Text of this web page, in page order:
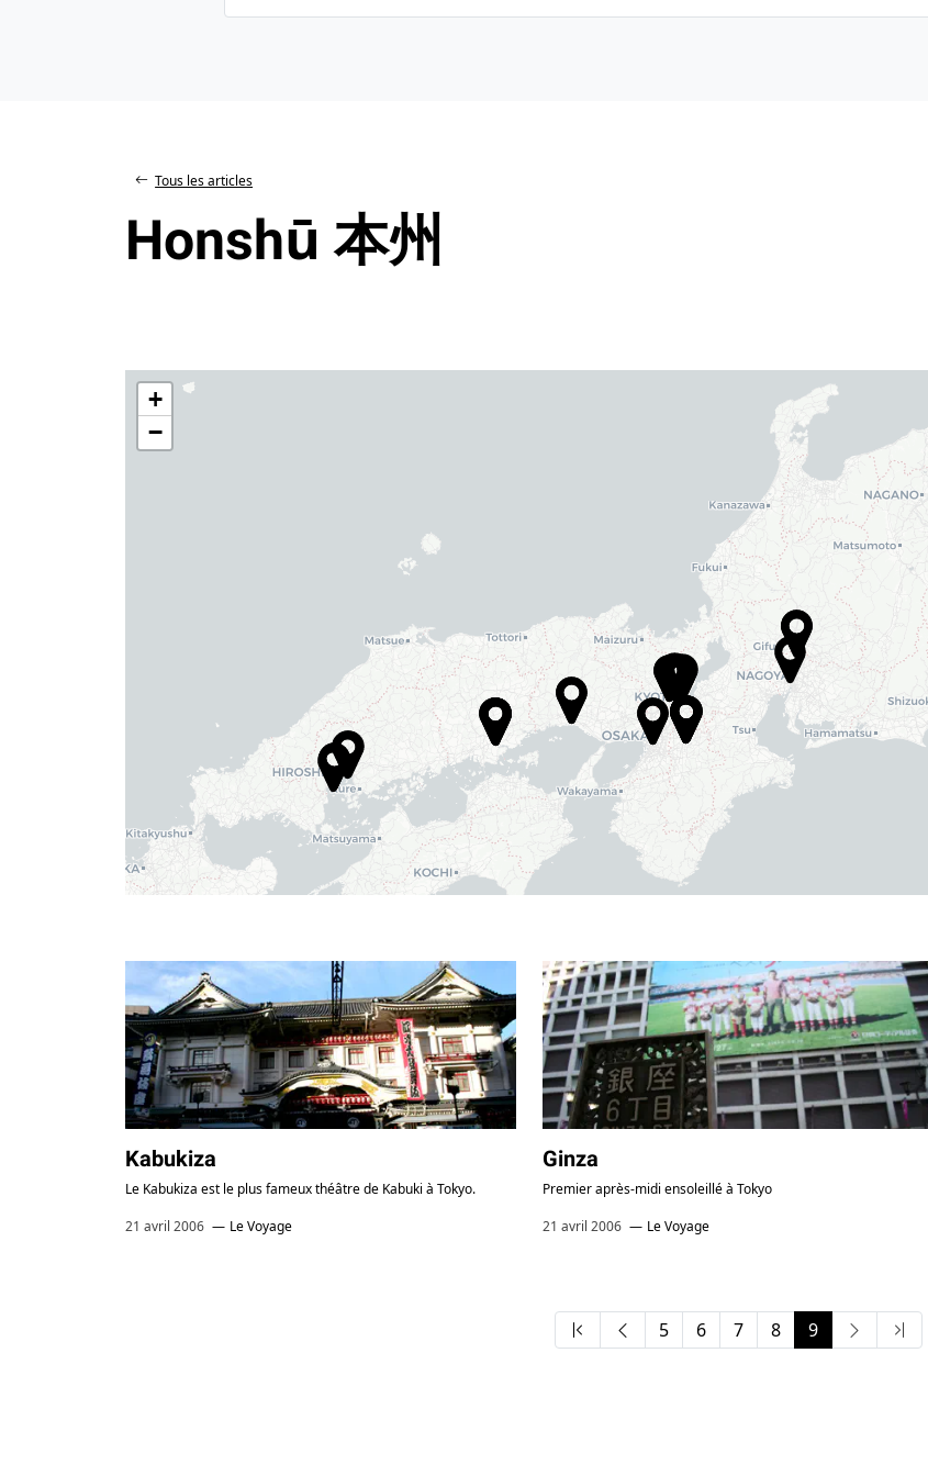
Tous les articles
Honshū 本州
+
−
Kabukiza
Le Kabukiza est le plus fameux théâtre de Kabuki à Tokyo.
21 avril 2006
Le Voyage
J1
Ginza
Premier après-midi ensoleillé à Tokyo
21 avril 2006
Le Voyage
5 6 7 8 9